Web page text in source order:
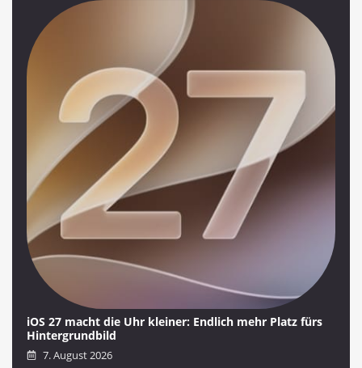
iOS 27 macht die Uhr kleiner: Endlich mehr Platz fürs
Hintergrundbild
7. August 2026